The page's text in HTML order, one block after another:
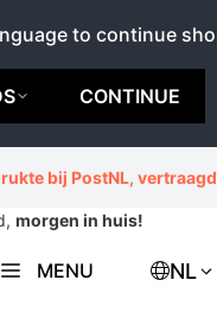
to continue
CONTINUE
bij PostNL,
morgen in huis!
MENU NL